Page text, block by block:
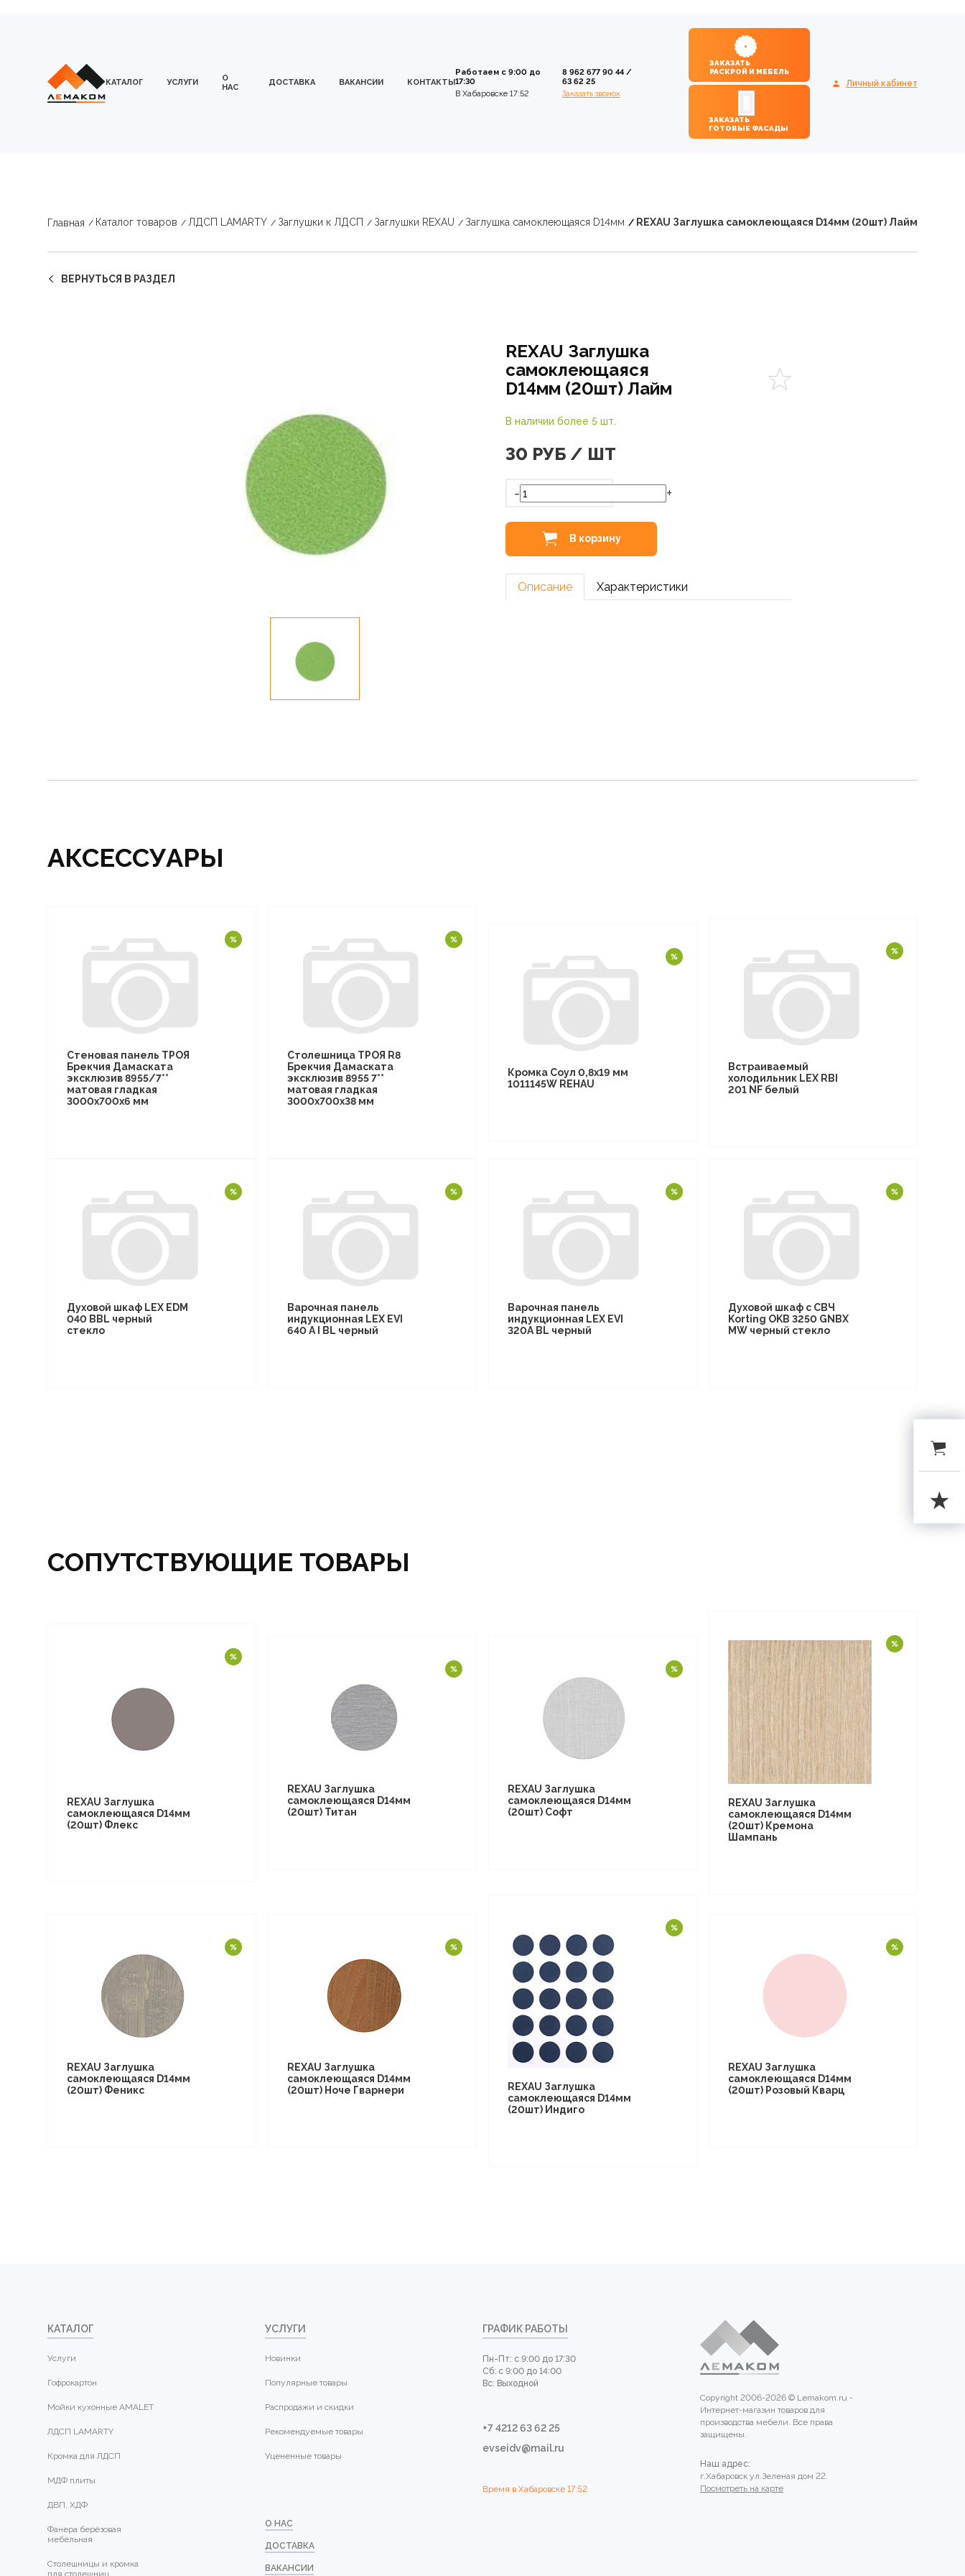
КАТАЛОГ УСЛУГИ
О
НАС
ДОСТАВКА ВАКАНСИИ КОНТАКТЫ
Работаем с 9:00 до
17:30
В Хабаровске 17:52
8 962 677 90 44/
63 62 25
Заказать звонок
ЗАКАЗАТЬ
РАСКРОЙ И МЕБЕЛЬ
ЗАКАЗАТЬ
ГОТОВЫЕ ФАСАДЫ
Личный кабинет
Главная Каталог товаров ЛДСП LAMARTY Заглушки к ЛДСП Заглушки REXAU Заглушка самоклеющаяся D14мм REXAU Заглушка самоклеющаяся D14мм (20шт) Лайм
ВЕРНУТЬСЯ В РАЗДЕЛ
REXAU Заглушка
самоклеющаяся
D14мм (20шт) Лайм
В наличии более 5 шт.
30 РУБ / ШТ
- +
В корзину
Описание Характеристики
АКСЕССУАРЫ
Стеновая панель ТРОЯ
Брекчия Дамаската
эксклюзив 8955/7**
матовая гладкая
3000х700х6 мм
Столешница ТРОЯ R8
Брекчия Дамаската
эксклюзив 8955 7**
матовая гладкая
3000х700х38 мм
Кромка Соул 0,8х19 мм
1011145W REHAU
Встраиваемый
холодильник LEX RBI
201 NF белый
Духовой шкаф LEX EDM
040 BBL черный
стекло
Варочная панель
индукционная LEX EVI
640 A I BL черный
Варочная панель
индукционная LEX EVI
320A BL черный
Духовой шкаф с СВЧ
Korting OKB 3250 GNBX
MW черный стекло
СОПУТСТВУЮЩИЕ ТОВАРЫ
REXAU Заглушка
самоклеющаяся D14мм
(20шт) Флекс
REXAU Заглушка
самоклеющаяся D14мм
(20шт) Титан
REXAU Заглушка
самоклеющаяся D14мм
(20шт) Софт
REXAU Заглушка
самоклеющаяся D14мм
(20шт) Кремона
Шампань
REXAU Заглушка
самоклеющаяся D14мм
(20шт) Феникс
REXAU Заглушка
самоклеющаяся D14мм
(20шт) Ноче Гварнери
REXAU Заглушка
самоклеющаяся D14мм
(20шт) Индиго
REXAU Заглушка
самоклеющаяся D14мм
(20шт) Розовый Кварц
КАТАЛОГ
Услуги
Гофрокартон
Мойки кухонные AMALET
ЛДСП LAMARTY
Кромка для ЛДСП
МДФ плиты
ДВП, ХДФ
Фанера берёзовая
мебельная
Столешницы и кромка
УСЛУГИ
Новинки
Популярные товары
Распродажи и скидки
Рекомендуемые товары
Уцененные товары
О НАС
ДОСТАВКА
ВАКАНСИИ
ГРАФИК РАБОТЫ
Пн-Пт: с 9:00 до 17:30
Сб: с 9:00 до 14:00
Вс: Выходной
+7 4212 63 62 25
evseidv@mail.ru
Время в Хабаровске 17:52
Copyright 2006-2026 © Lemakom.ru -
Интернет-магазин товаров для
производства мебели. Все права
защищены.
Наш адрес:
г.Хабаровск ул.Зеленая дом 22.
Посмотреть на карте